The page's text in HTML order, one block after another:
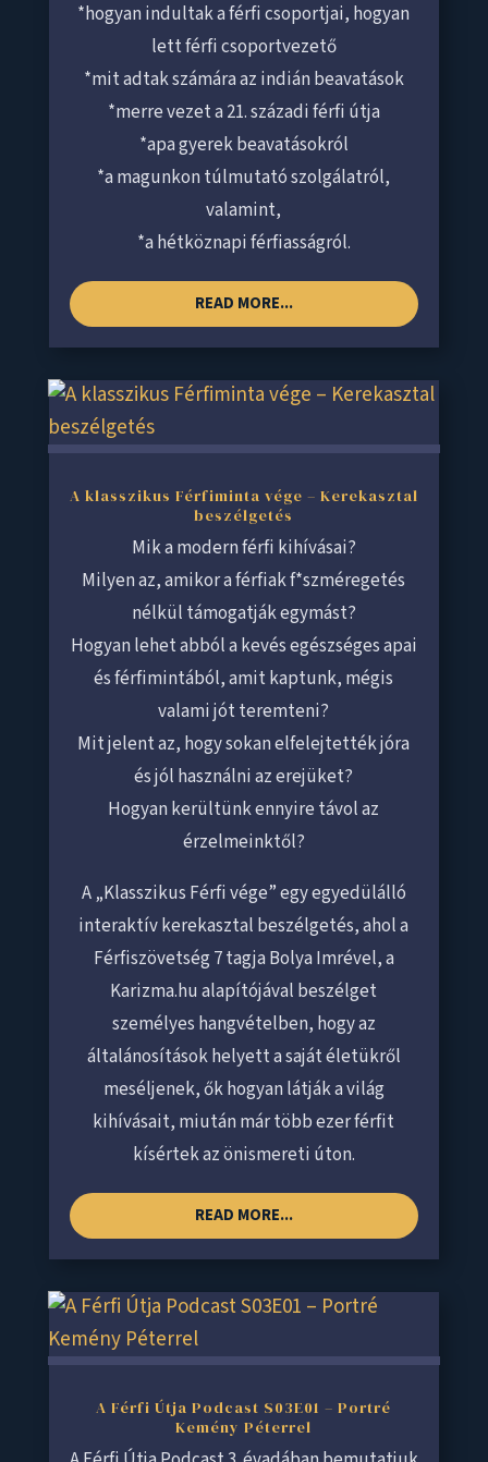
*hogyan indultak a férfi csoportjai, hogyan
lett férfi csoportvezető
*mit adtak számára az indián beavatások
*merre vezet a 21. századi férfi útja
*apa gyerek beavatásokról
*a magunkon túlmutató szolgálatról,
valamint,
*a hétköznapi férfiasságról.
READ MORE...
A klasszikus Férfiminta vége – Kerekasztal
beszélgetés
Mik a modern férfi kihívásai?
Milyen az, amikor a férfiak f*szméregetés
nélkül támogatják egymást?
Hogyan lehet abból a kevés egészséges apai
és férfimintából, amit kaptunk, mégis
valami jót teremteni?
Mit jelent az, hogy sokan elfelejtették jóra
és jól használni az erejüket?
Hogyan kerültünk ennyire távol az
érzelmeinktől?
A „Klasszikus Férfi vége” egy egyedülálló
interaktív kerekasztal beszélgetés, ahol a
Férfiszövetség 7 tagja Bolya Imrével, a
Karizma.hu alapítójával beszélget
személyes hangvételben, hogy az
általánosítások helyett a saját életükről
meséljenek, ők hogyan látják a világ
kihívásait, miután már több ezer férfit
kísértek az önismereti úton.
READ MORE...
A Férfi Útja Podcast S03E01 – Portré
Kemény Péterrel